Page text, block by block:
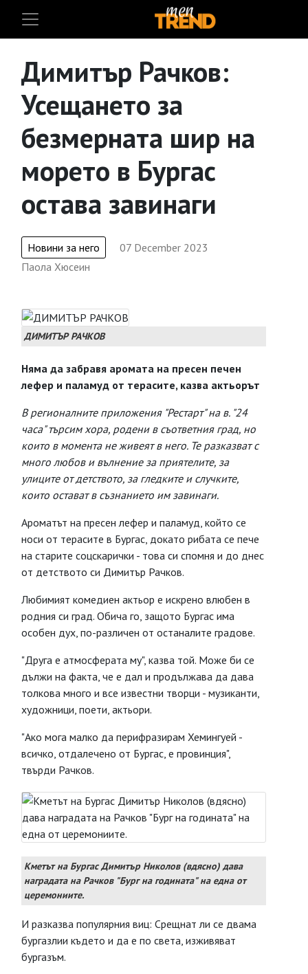
Димитър Рачков:
Усещането за
безмерната шир на
морето в Бургас
остава завинаги
Новини за него
07 December 2023
Паола Хюсеин
ДИМИТЪР РАЧКОВ
Няма да забравя аромата на пресен печен
лефер и паламуд от терасите, казва актьорът
В регионалните приложения "Рестарт" на в. "24
часа" търсим хора, родени в съответния град, но
които в момента не живеят в него. Те разказват с
много любов и вълнение за приятелите, за
улиците от детството, за гледките и случките,
които остават в съзнанието им завинаги.
Ароматът на пресен лефер и паламуд, който се
носи от терасите в Бургас, докато рибата се пече
на старите соцскарички - това си спомня и до днес
от детството си Димитър Рачков.
Любимият комедиен актьор е искрено влюбен в
родния си град. Обича го, защото Бургас има
особен дух, по-различен от останалите градове.
"Друга е атмосферата му", казва той. Може би се
дължи на факта, че е дал и продължава да дава
толкова много и все известни творци - музиканти,
художници, поети, актьори.
"Ако мога малко да перифразирам Хемингуей -
всичко, отдалечено от Бургас, е провинция",
твърди Рачков.
Кметът на Бургас Димитър Николов (вдясно) дава
наградата на Рачков "Бург на годината" на една от
церемониите.
И разказва популярния виц: Срещнат ли се двама
бургазлии където и да е по света, изживяват
бургазъм.